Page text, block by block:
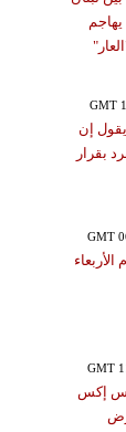
إن
بقرار
إكس